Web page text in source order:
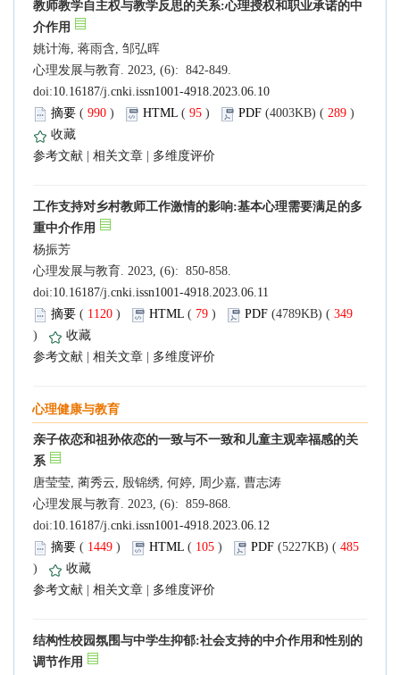
教师教学自主权与教学反思的关系:心理授权和职业承诺的中
介作用
姚计海, 蒋雨含, 邹弘晖
心理发展与教育. 2023, (6): 842-849.
doi:10.16187/j.cnki.issn1001-4918.2023.06.10
摘要 ( 990 ) HTML ( 95 ) PDF (4003KB) ( 289 )
收藏
参考文献 | 相关文章 | 多维度评价
工作支持对乡村教师工作激情的影响:基本心理需要满足的多
重中介作用
杨振芳
心理发展与教育. 2023, (6): 850-858.
doi:10.16187/j.cnki.issn1001-4918.2023.06.11
摘要 ( 1120 ) HTML ( 79 ) PDF (4789KB) ( 349
)
收藏
参考文献 | 相关文章 | 多维度评价
心理健康与教育
亲子依恋和祖孙依恋的一致与不一致和儿童主观幸福感的关
系
唐莹莹, 蔺秀云, 殷锦绣, 何婷, 周少嘉, 曹志涛
心理发展与教育. 2023, (6): 859-868.
doi:10.16187/j.cnki.issn1001-4918.2023.06.12
摘要 ( 1449 ) HTML ( 105 ) PDF (5227KB) ( 485
)
收藏
参考文献 | 相关文章 | 多维度评价
结构性校园氛围与中学生抑郁:社会支持的中介作用和性别的
调节作用